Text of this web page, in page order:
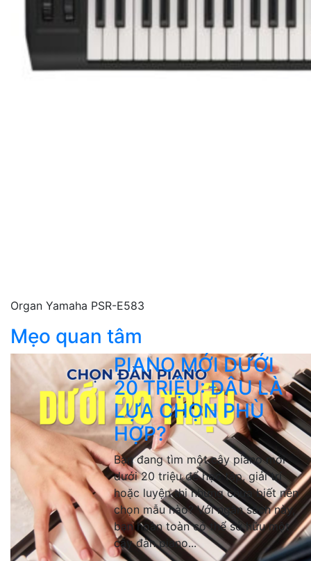
Organ Yamaha PSR-E583
Mẹo quan tâm
PIANO MỚI DƯỚI
20 TRIỆU: ĐÂU LÀ
LỰA CHỌN PHÙ
HỢP?
Bạn đang tìm một cây piano mới
dưới 20 triệu để học tập, giải trí
hoặc luyện thi nhưng chưa biết nên
chọn mẫu nào? Với ngân sách này,
bạn hoàn toàn có thể sở hữu một
cây đàn piano...